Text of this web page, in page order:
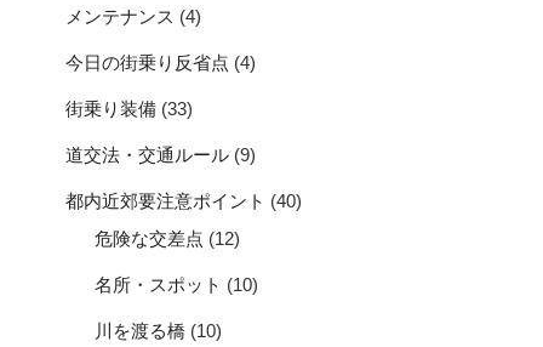
メンテナンス (4)
今日の街乗り反省点 (4)
街乗り装備 (33)
道交法・交通ルール (9)
都内近郊要注意ポイント (40)
危険な交差点 (12)
名所・スポット (10)
川を渡る橋 (10)